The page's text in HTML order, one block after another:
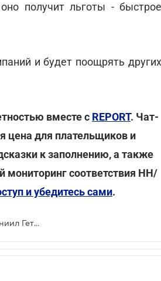
получит льготы - быстрое
и будет поощрять других
вместе с REPORT. Чат-
цена для плательщиков и
к заполнению, а также
соответствия НН/
и убедитесь сами.
Топ-5 законов, выводящих большой бизнес из тени - Даниил Гетманцев